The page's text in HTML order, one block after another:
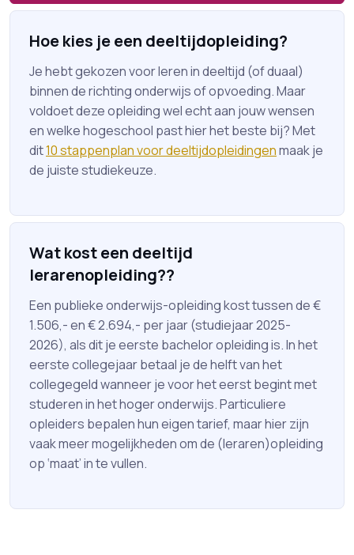
Hoe kies je een deeltijdopleiding?
Je hebt gekozen voor leren in deeltijd (of duaal)
binnen de richting onderwijs of opvoeding. Maar
voldoet deze opleiding wel echt aan jouw wensen
en welke hogeschool past hier het beste bij? Met
dit10 stappenplan voor deeltijdopleidingenmaak je
de juiste studiekeuze.
Wat kost een deeltijd
lerarenopleiding??
Een publieke onderwijs-opleiding kost tussen de €
1.506,- en € 2.694,- per jaar (studiejaar 2025-
2026), als dit je eerste bachelor opleiding is. In het
eerste collegejaar betaal je de helft van het
collegegeld wanneer je voor het eerst begint met
studeren in het hoger onderwijs. Particuliere
opleiders bepalen hun eigen tarief, maar hier zijn
vaak meer mogelijkheden om de (leraren)opleiding
op ‘maat’ in te vullen.